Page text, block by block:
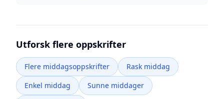
Utforsk flere oppskrifter
Flere middagsoppskrifter
Rask middag
Enkel middag
Sunne middager